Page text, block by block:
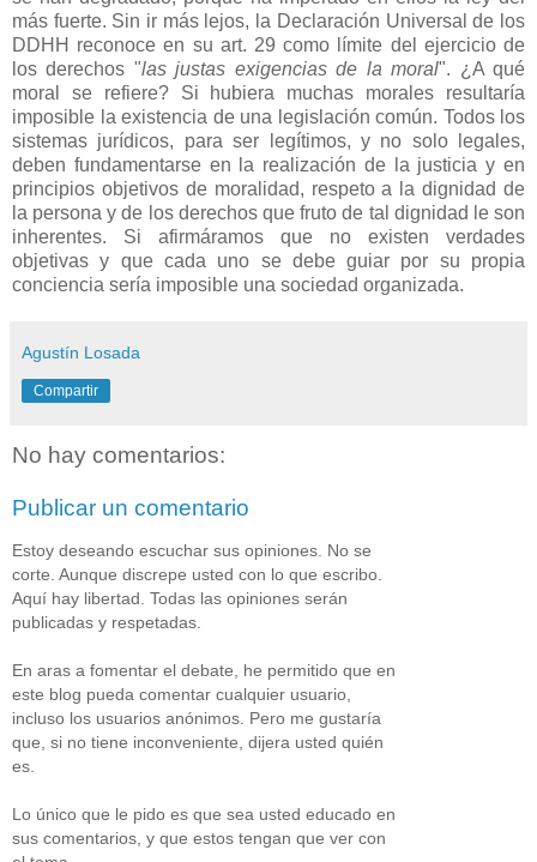
más fuerte. Sin ir más lejos, la Declaración Universal de los
DDHH reconoce en su art. 29 como límite del ejercicio de
los derechos "las justas exigencias de la moral". ¿A qué
moral se refiere? Si hubiera muchas morales resultaría
imposible la existencia de una legislación común. Todos los
sistemas jurídicos, para ser legítimos, y no solo legales,
deben fundamentarse en la realización de la justicia y en
principios objetivos de moralidad, respeto a la dignidad de
la persona y de los derechos que fruto de tal dignidad le son
inherentes. Si afirmáramos que no existen verdades
objetivas y que cada uno se debe guiar por su propia
conciencia sería imposible una sociedad organizada.
Agustín Losada
Compartir
No hay comentarios:
Publicar un comentario
Estoy deseando escuchar sus opiniones. No se
corte. Aunque discrepe usted con lo que escribo.
Aquí hay libertad. Todas las opiniones serán
publicadas y respetadas.
En aras a fomentar el debate, he permitido que en
este blog pueda comentar cualquier usuario,
incluso los usuarios anónimos. Pero me gustaría
que, si no tiene inconveniente, dijera usted quién
es.
Lo único que le pido es que sea usted educado en
sus comentarios, y que estos tengan que ver con